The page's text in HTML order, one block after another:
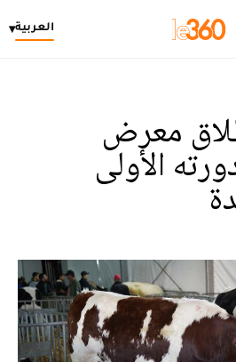
العربية▾
معرض
الأولى